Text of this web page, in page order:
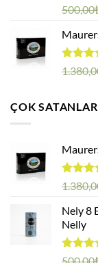
5
oy
aldı
500,00
5
oy
ÇOK SATANLAR
5
oy
aldı
Nely 8
Nelly
5